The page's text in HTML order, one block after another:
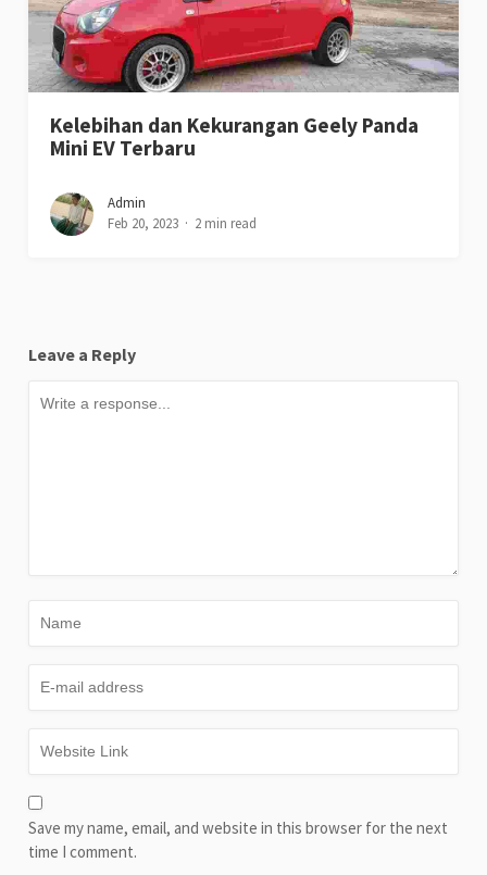
Kelebihan dan Kekurangan Geely Panda
Mini EV Terbaru
Admin
Feb 20, 2023
2 min read
Leave a Reply
Save my name, email, and website in this browser for the next
time I comment.